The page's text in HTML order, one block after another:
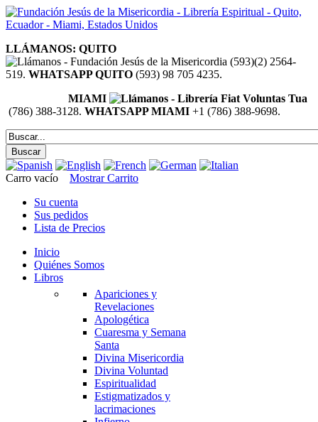
LLÁMANOS: QUITO
(593)(2) 2564-
519. WHATSAPP QUITO (593) 98 705 4235.
MIAMI
(786) 388-3128. WHATSAPP MIAMI +1 (786) 388-9698.
Carro vacío
Mostrar Carrito
Su cuenta
Sus pedidos
Lista de Precios
Inicio
Quiénes Somos
Libros
Apariciones y
Revelaciones
Apologética
Cuaresma y Semana
Santa
Divina Misericordia
Divina Voluntad
Espiritualidad
Estigmatizados y
lacrimaciones